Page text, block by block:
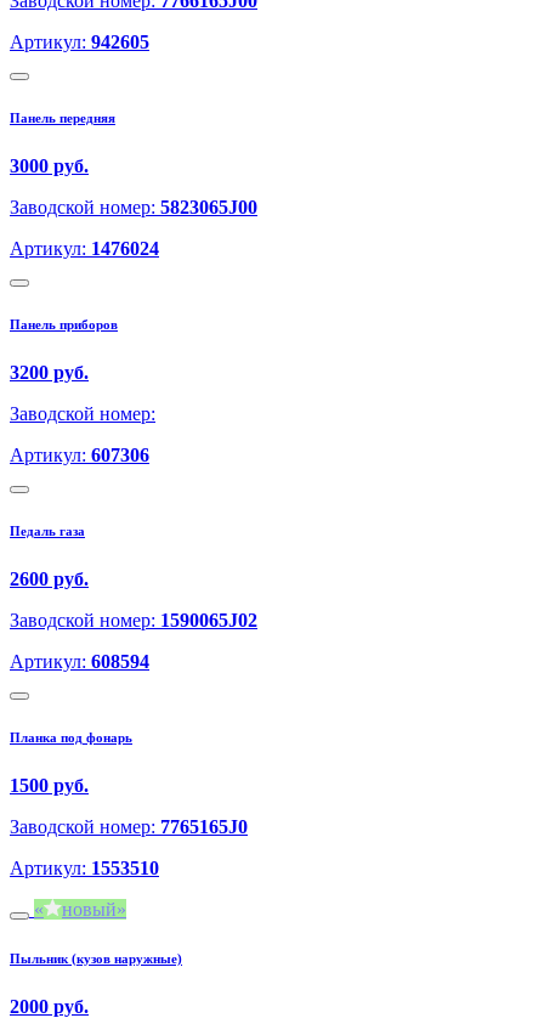
Артикул: 942605
Панель передняя
3000 руб.
Заводской номер: 5823065J00
Артикул: 1476024
Панель приборов
3200 руб.
Заводской номер:
Артикул: 607306
Педаль газа
2600 руб.
Заводской номер: 1590065J02
Артикул: 608594
Планка под фонарь
1500 руб.
Заводской номер: 7765165J0
Артикул: 1553510
новый
Пыльник (кузов наружные)
2000 руб.